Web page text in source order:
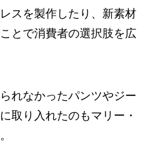
スを製作したり、新素材
とで消費者の選択肢を広
れなかったパンツやジー
取り入れたのもマリー・